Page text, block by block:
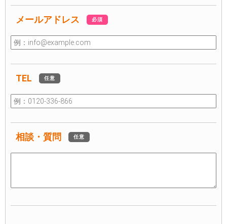
メールアドレス 必須
TEL 任意
相談・質問 任意